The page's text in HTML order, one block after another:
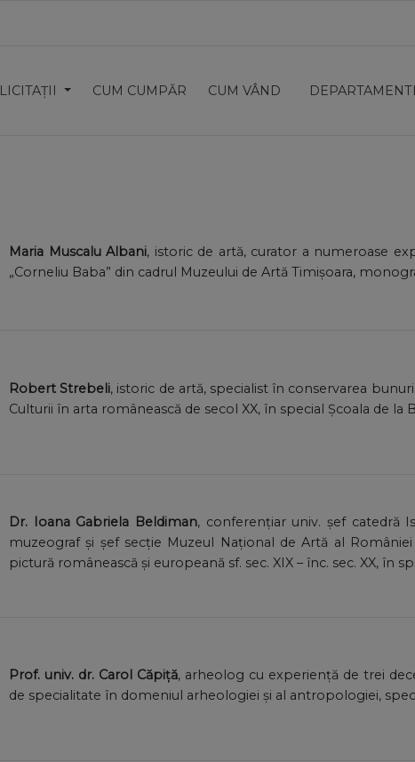
LICITAȚII CUM CUMPĂR CUM VÂND
Maria Muscalu Albani, istoric de artă, curator a numeroase
„Corneliu Baba” din cadrul Muzeului de Artă Timișoara,
Robert Strebeli, istoric de artă, specialist în conservarea
Culturii în arta românească de secol XX, în special Școala de la
Dr. Ioana Gabriela Beldiman, conferențiar univ. șef catedră
muzeograf și șef secție Muzeul Național de Artă al
pictură românească și europeană sf. sec. XIX – înc. sec. XX, în
Prof. univ. dr. Carol Căpiță, arheolog cu experiență de trei
de specialitate în domeniul arheologiei și al antropologiei,